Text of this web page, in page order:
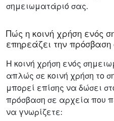
σημειωματάριό σας.
Πώς η κοινή χρήση ενός
επηρεάζει την
Η κοινή χρήση ενός
απλώς σε κοινή χρήση το
μπορεί επίσης να δώσει
πρόσβαση σε αρχεία που
να γνωρίζετε: